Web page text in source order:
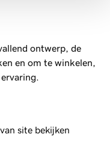
ontwerp, de
en om te winkelen,
site bekijken